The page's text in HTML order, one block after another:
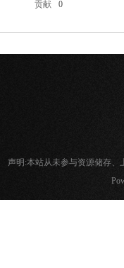
贡献 0
声明:本站从未参与资源储存、